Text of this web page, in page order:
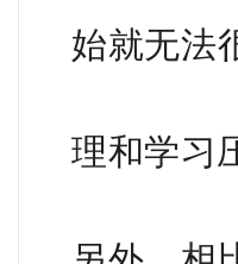
始就无法
理和学习